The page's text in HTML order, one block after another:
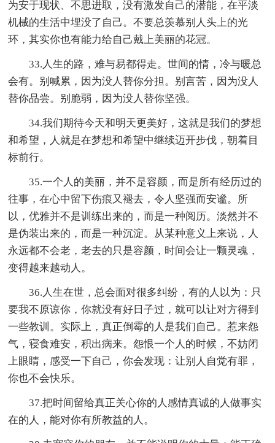
为安于现状、不思进取，没有激发自己的潜能，在平淡
机械的生活中埋没了自己。不要总羡慕别人头上的光
环，其实你也有能力给自己戴上美丽的花冠。
33.人生的路，难与易都得走。世间的情，冷与暖总
会有。别喊累，因为没人替你分担。别言苦，因为没人
替你品尝。别脆弱，因为没人替你坚强。
34.我们期待今天和明天更美好，这就是我们的梦想
和希望，人就是在梦想和希望中继续迈开步伐，朝着目
标前行。
35.一个人的美丽，并不是容颜，而是所有经历过的
往事，在心中留下伤痕又褪去，令人坚强而安谧。所
以，优雅并不是训练出来的，而是一种阅历。淡然并不
是伪装出来的，而是一种沉淀。从某种意义上来说，人
永远都不会老，老去的只是容颜，时间会让一颗灵魂，
变得越来越动人。
36.人生在世，总会面对很多纠纷，有的人以为：只
要我不原谅你，你就没有好日子过，就可以让对方得到
一些教训。实际上，真正倒霉的人是我们自己。惹来怨
气，寝食难安，积出病来。怨恨一个人的时候，不妨闭
上眼睛，感受一下自己，你会发现：让别人自觉有罪，
你也不会快乐。
37.把时间留给真正关心你的人感情真诚的人做事实
在的人，能对你有所教益的人。